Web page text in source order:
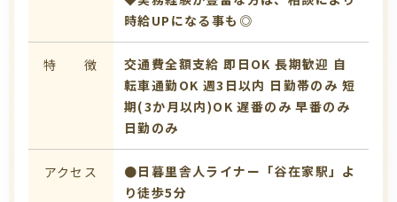
時給UPになる事も◎
特 徴 交通費全額支給 即日OK 長期歓迎 自
転車通勤OK 週3日以内 日勤帯のみ 短
期(3か月以内)OK 遅番のみ 早番のみ
日勤のみ
アクセス
●日暮里舎人ライナー「谷在家駅」よ
り徒歩5分